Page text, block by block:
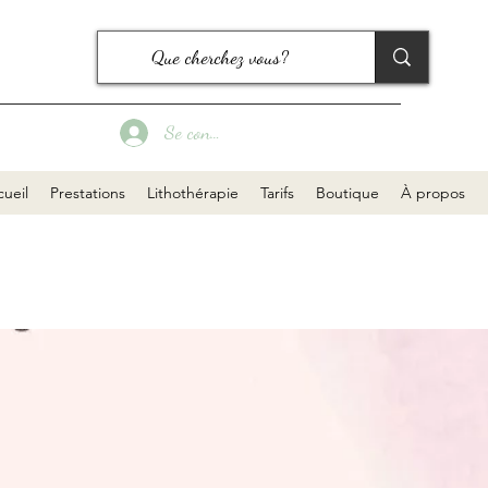
Prestations Lithothérapie Tarifs Boutique À propos
Se connecter